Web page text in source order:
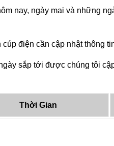
nay, ngày mai và những
điện cần cập nhật thông
sắp tới được chúng tôi
Thời Gian